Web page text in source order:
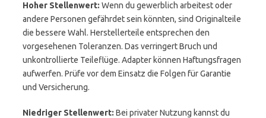
Hoher Stellenwert: Wenn du gewerblich arbeitest oder
andere Personen gefährdet sein könnten, sind Originalteile
die bessere Wahl. Herstellerteile entsprechen den
vorgesehenen Toleranzen. Das verringert Bruch und
unkontrollierte Teileflüge. Adapter können Haftungsfragen
aufwerfen. Prüfe vor dem Einsatz die Folgen für Garantie
und Versicherung.
Niedriger Stellenwert: Bei privater Nutzung kannst du